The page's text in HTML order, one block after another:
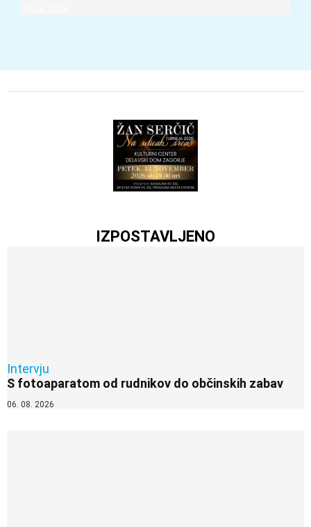
IZPOSTAVLJENO
Intervju
S fotoaparatom od rudnikov do občinskih zabav
06. 08. 2026